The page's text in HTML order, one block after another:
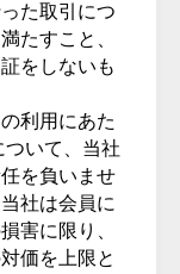
た取引につ
たすこと、
をしないも
利用にあた
ついて、当社
を負いませ
社は会員に
害に限り、
価を上限と